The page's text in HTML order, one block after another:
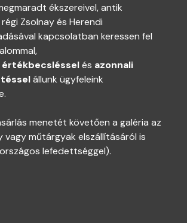
ékszereivel, antik
Zsolnay és Herendi
kapcsolatban keressen fel
értékbecslésselés azonnali
állunk ügyfeleink
menetét követően a galéria az
műtárgyak elszállításáról is
lefedettséggel).